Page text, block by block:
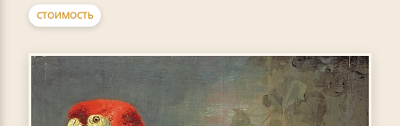
СТОИМОСТЬ